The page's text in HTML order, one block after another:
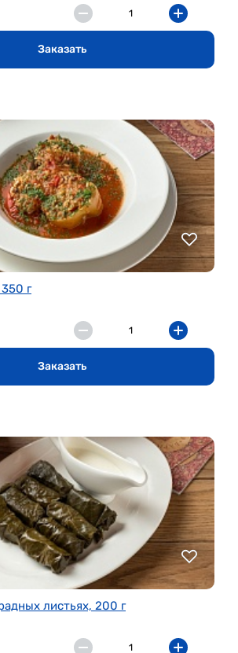
Заказать
г
Заказать
листьях, 200 г